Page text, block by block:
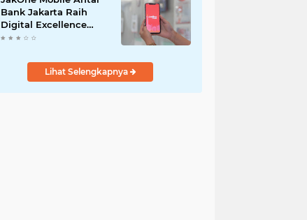
Bank Jakarta Raih
Digital Excellence
Awards 2026
Lihat Selengkapnya